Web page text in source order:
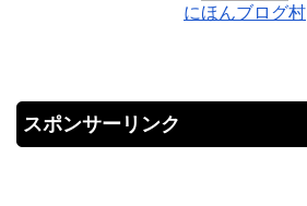
にほんブログ村
スポンサーリンク